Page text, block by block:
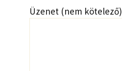
Üzenet (nem kötelező)